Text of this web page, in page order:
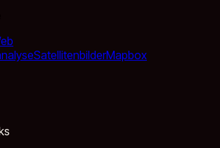
SatellitenbilderMapbox